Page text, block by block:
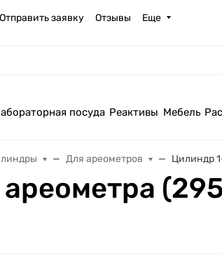
Отправить заявку Отзывы Еще
посуда Реактивы Мебель
Для ареометров Цилиндр